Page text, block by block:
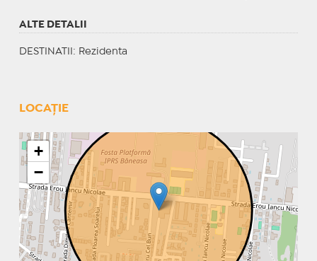
ALTE DETALII
DESTINATII : Rezidenta
LOCAȚIE
+
−